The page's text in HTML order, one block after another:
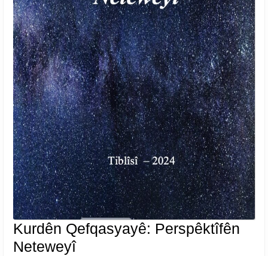
Kurdên Qefqasyayê: Perspêktîfên
NeteweyîKurdên